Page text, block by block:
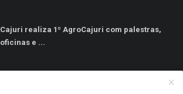
Cajuri realiza 1º AgroCajuri com palestras,
oficinas e ...